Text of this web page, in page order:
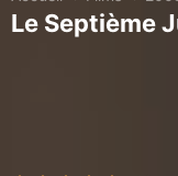
Le Septième